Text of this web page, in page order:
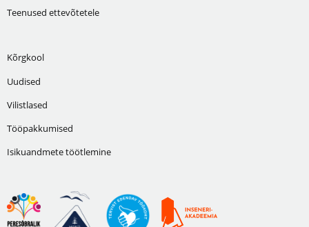
Teenused ettevõtetele
Kõrgkool
Uudised
Vilistlased
Tööpakkumised
Isikuandmete töötlemine